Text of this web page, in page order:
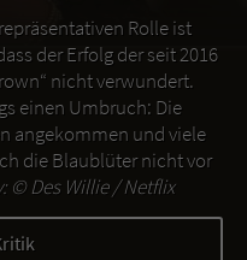
Rolle ist
der Erfolg der seit 2016
nicht verwundert.
einen Umbruch: Die
angekommen und viele
die Blaublüter nicht vor
©Des Willie / Netflix